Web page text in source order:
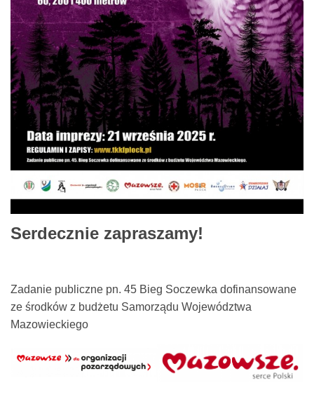
Serdecznie zapraszamy!
Zadanie publiczne pn. 45 Bieg Soczewka dofinansowane
ze środków z budżetu Samorządu Województwa
Mazowieckiego